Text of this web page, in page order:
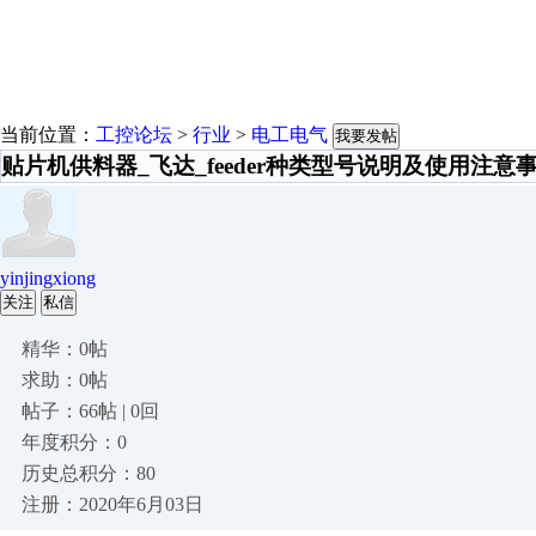
当前位置： 工控论坛 > 行业 > 电工电气 我要发帖
贴片机供料器_飞达_feeder种类型号说明及使用注意
yinjingxiong
关注 私信
精华：0帖
求助：0帖
帖子：66帖 | 0回
年度积分：0
历史总积分：80
注册：2020年6月03日